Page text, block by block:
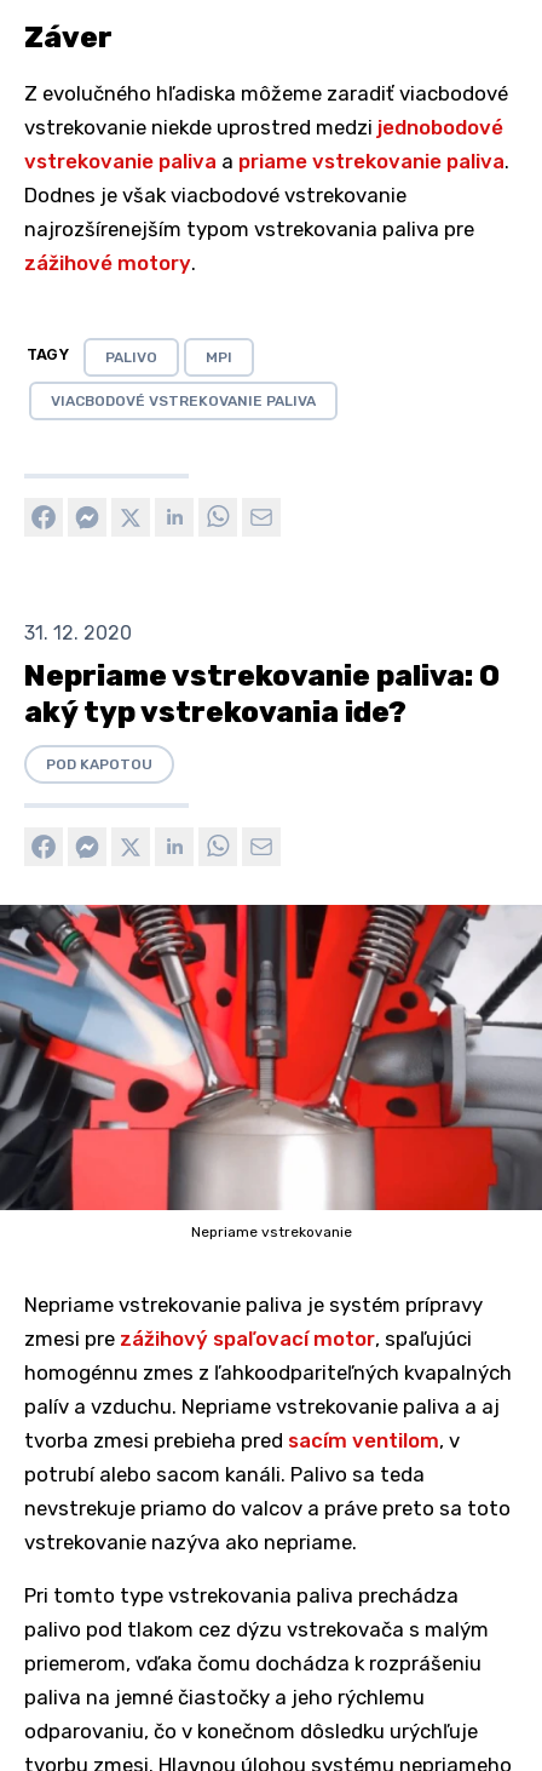
Záver
Z evolučného hľadiska môžeme zaradiť viacbodové
vstrekovanie niekde uprostred medzi jednobodové
vstrekovanie paliva a priame vstrekovanie paliva.
Dodnes je však viacbodové vstrekovanie
najrozšírenejším typom vstrekovania paliva pre
zážihové motory.
TAGY PALIVO MPI
VIACBODOVÉ VSTREKOVANIE PALIVA
31. 12. 2020
Nepriame vstrekovanie paliva: O
aký typ vstrekovania ide?
POD KAPOTOU
Nepriame vstrekovanie
Nepriame vstrekovanie paliva je systém prípravy
zmesi pre zážihový spaľovací motor, spaľujúci
homogénnu zmes z ľahkoodpariteľných kvapalných
palív a vzduchu. Nepriame vstrekovanie paliva a aj
tvorba zmesi prebieha pred sacím ventilom, v
potrubí alebo sacom kanáli. Palivo sa teda
nevstrekuje priamo do valcov a práve preto sa toto
vstrekovanie nazýva ako nepriame.
Pri tomto type vstrekovania paliva prechádza
palivo pod tlakom cez dýzu vstrekovača s malým
priemerom, vďaka čomu dochádza k rozprášeniu
paliva na jemné čiastočky a jeho rýchlemu
odparovaniu, čo v konečnom dôsledku urýchľuje
tvorbu zmesi. Hlavnou úlohou systému nepriameho